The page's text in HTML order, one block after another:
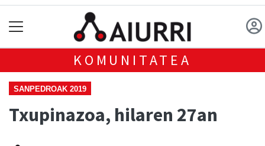
KOMUNITATEA
SANPEDROAK 2019
Txupinazoa, hilaren 27an